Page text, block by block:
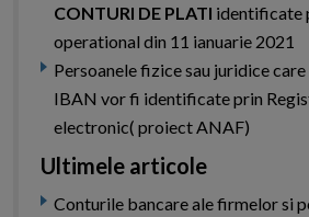
CONTURI DE PLATI identificate
operational din 11 ianuarie 2021
Persoanele fizice sau juridice
IBAN vor fi identificate prin
electronic( proiect ANAF)
Ultimele articole
Conturile bancare ale firmelor si